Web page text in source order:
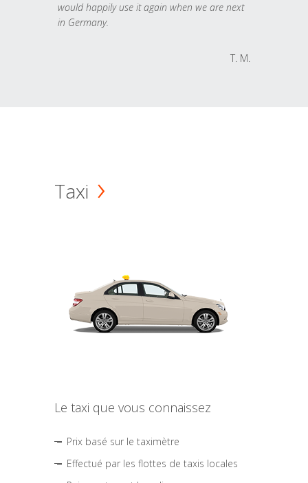
would happily use it again when we are next
in Germany.
T. M.
Taxi
Le taxi que vous connaissez
Prix basé sur le taximètre
Effectué par les flottes de taxis locales